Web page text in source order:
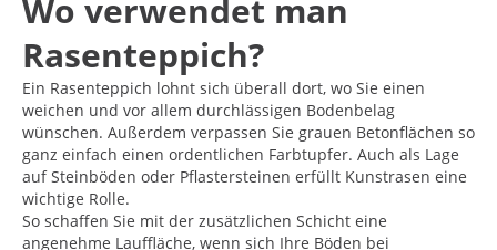
Wo verwendet man
Rasenteppich?
Ein Rasenteppich lohnt sich überall dort, wo Sie einen
weichen und vor allem durchlässigen Bodenbelag
wünschen. Außerdem verpassen Sie grauen Betonflächen so
ganz einfach einen ordentlichen Farbtupfer. Auch als Lage
auf Steinböden oder Pflastersteinen erfüllt Kunstrasen eine
wichtige Rolle.
So schaffen Sie mit der zusätzlichen Schicht eine
angenehme Lauffläche, wenn sich Ihre Böden bei